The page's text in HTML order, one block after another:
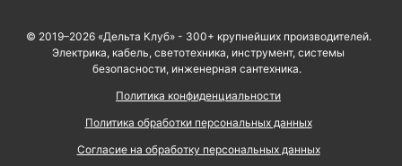
© 2019–2026 «Дельта Клуб» - 300+ крупнейших производителей.
Электрика, кабель, светотехника, инструмент, системы
безопасности, инженерная сантехника.
Политика конфиденциальности
Политика обработки персональных данных
Согласие на обработку персональных данных